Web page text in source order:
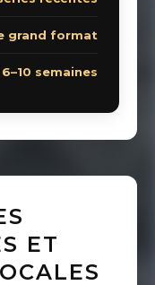
grand format
6–10 semaines
ET